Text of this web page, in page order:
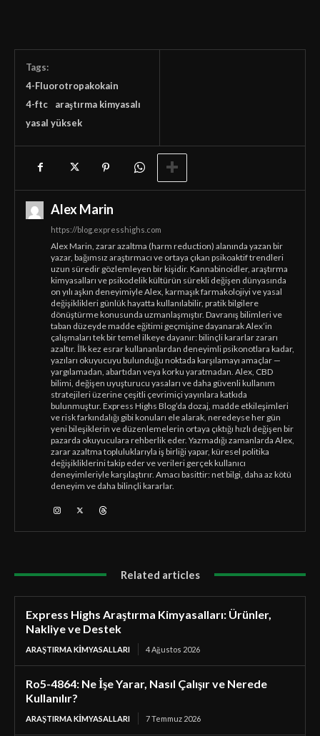
Tags:
4-Fluorotropakokain
4-ftc
araştırma kimyasalı
yasal yüksek
Alex Marin
https://blog.expresshighs.com
Alex Marin, zarar azaltma (harm reduction) alanında yazan bir
yazar, bağımsız araştırmacı ve ortaya çıkan psikoaktif trendleri
uzun süredir gözlemleyen bir kişidir. Kannabinoidler, araştırma
kimyasalları ve psikodelik kültürün sürekli değişen dünyasında
on yılı aşkın deneyimiyle Alex, karmaşık farmakolojiyi ve yasal
değişiklikleri günlük hayatta kullanılabilir, pratik bilgilere
dönüştürme konusunda uzmanlaşmıştır. Davranış bilimleri ve
taban düzeyde madde eğitimi geçmişine dayanarak Alex’in
çalışmaları tek bir temel ilkeye dayanır: bilinçli kararlar zararı
azaltır. İlk kez esrar kullananlardan deneyimli psikonotlara kadar,
yazıları okuyucuyu bulunduğu noktada karşılamayı amaçlar —
yargılamadan, abartıdan veya korku yaratmadan. Alex, CBD
bilimi, değişen uyuşturucu yasaları ve daha güvenli kullanım
stratejileri üzerine çeşitli çevrimiçi yayınlara katkıda
bulunmuştur. Express Highs Blog’da dozaj, madde etkileşimleri
ve risk farkındalığı gibi konuları ele alarak, neredeyse her gün
yeni bileşiklerin ve düzenlemelerin ortaya çıktığı hızlı değişen bir
pazarda okuyuculara rehberlik eder. Yazmadığı zamanlarda Alex,
zarar azaltma topluluklarıyla iş birliği yapar, küresel politika
değişikliklerini takip eder ve verileri gerçek kullanıcı
deneyimleriyle karşılaştırır. Amacı basittir: net bilgi, daha az kötü
deneyim ve daha bilinçli kararlar.
Related articles
Express Highs Araştırma Kimyasalları: Ürünler,
Nakliye ve Destek
ARAŞTIRMA KIMYASALLARI 4 Ağustos 2026
Ro5-4864: Ne İşe Yarar, Nasıl Çalışır ve Nerede
Kullanılır?
ARAŞTIRMA KIMYASALLARI 7 Temmuz 2026